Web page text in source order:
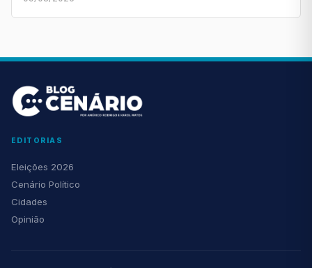
EDITORIAS
Eleições 2026
Cenário Político
Cidades
Opinião